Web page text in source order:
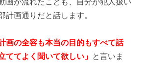
計画通りだと話します。
画の全容も本当の目的もすべて話
ててよく聞いて欲しい」 と言いま